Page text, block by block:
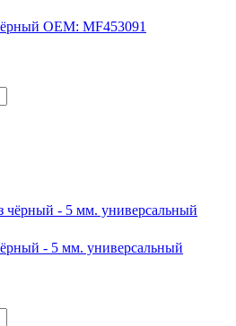
ОЕМ: MF453091
- 5 мм. универсальный